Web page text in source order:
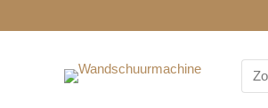
for: